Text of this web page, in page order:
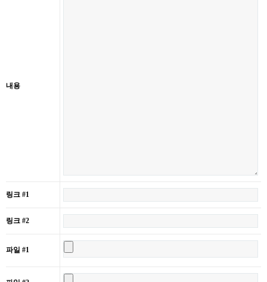
내용
링크 #1
링크 #2
파일 #1